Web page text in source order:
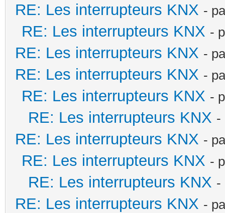
RE: Les interrupteurs KNX -
RE: Les interrupteurs KNX -
RE: Les interrupteurs KNX -
RE: Les interrupteurs KNX -
RE: Les interrupteurs KNX -
RE: Les interrupteurs KNX -
RE: Les interrupteurs KNX -
RE: Les interrupteurs KNX -
RE: Les interrupteurs KNX -
RE: Les interrupteurs KNX -